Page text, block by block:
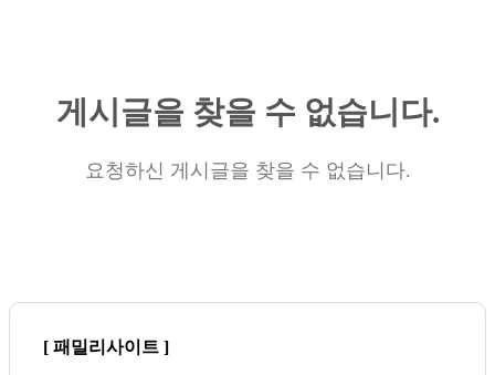
게시글을 찾을 수 없습니다.
요청하신 게시글을 찾을 수 없습니다.
[ 패밀리사이트 ]